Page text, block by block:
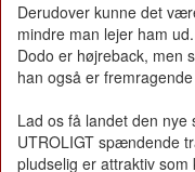
Derudover kunne det
mindre man lejer ham ud.
Dodo er højreback, men
han også er
Lad os få landet den
UTROLIGT spændende
pludselig er attraktiv